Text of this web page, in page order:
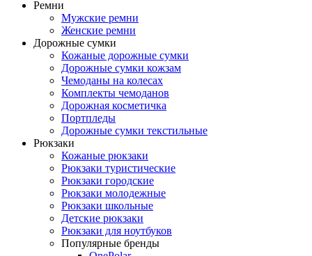
Ремни
Мужские ремни
Женские ремни
Дорожные сумки
Кожаные дорожные сумки
Дорожные сумки кожзам
Чемоданы на колесах
Комплекты чемоданов
Дорожная косметичка
Портпледы
Дорожные сумки текстильные
Рюкзаки
Кожаные рюкзаки
Рюкзаки туристические
Рюкзаки городские
Рюкзаки молодежные
Рюкзаки школьные
Детские рюкзаки
Рюкзаки для ноутбуков
Популярные бренды